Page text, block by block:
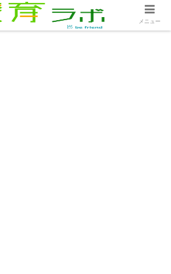
グラム
療育の現場でのYouTubeの活
メニュー